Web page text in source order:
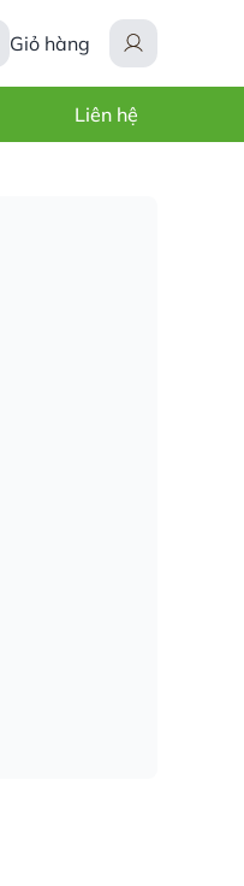
Giỏ hàng
Liên hệ